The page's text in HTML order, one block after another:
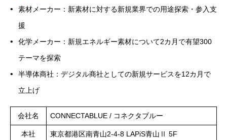
素材メーカー：新素材に対する新規業界での用途探索・参入支
援
化学メーカー：新規エネルギー素材について2カ月で有望300
テーマを探索
半導体商社：デジタル商社としての新規サービスを12カ月で
立上げ
会社名 CONNECTABLUE / コネクタブルー
本社
東京都港区南青山2-4-8 LAPiS青山Ⅱ 5F